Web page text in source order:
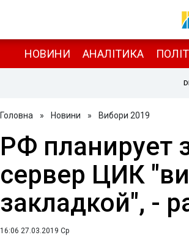
НОВИНИ АНАЛІТИКА
Головна » Новини » Вибори 2019
РФ планирует
сервер ЦИК
закладкой", -
16:06 27.03.2019 Ср